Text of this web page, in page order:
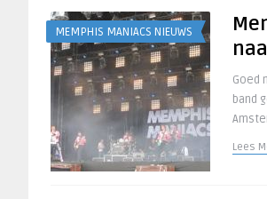
MEMPHIS MANIACS NIEUWS
Goed
band
Lees